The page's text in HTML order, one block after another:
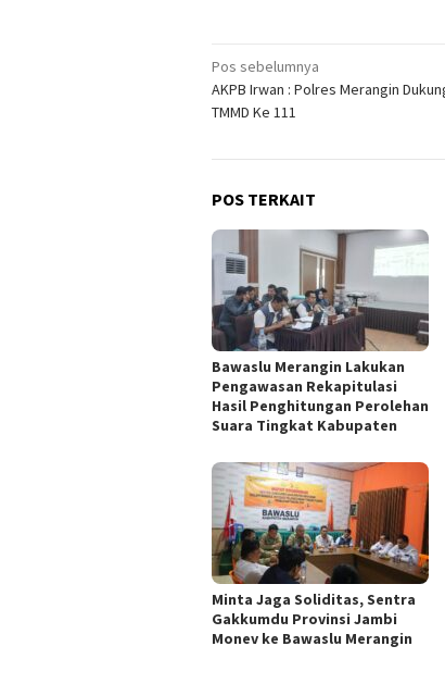
Navigasi
pos
Pos sebelumnya
AKPB Irwan : Polres Merangin
TMMD Ke 111
POS TERKAIT
Bawaslu Merangin Lakukan
Pengawasan Rekapitulasi
Hasil Penghitungan Perolehan
Suara Tingkat Kabupaten
Minta Jaga Soliditas, Sentra
Gakkumdu Provinsi Jambi
Monev ke Bawaslu Merangin